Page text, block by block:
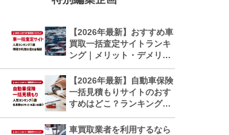
【2026年最新】おすすめ車
買取一括査定サイトランキ
ング｜メリット・デメリッ
トも解説
【2026年最新】自動車保険
一括見積もりサイトのおす
すめはどこ？ランキングで
車買取業者を利用するなら